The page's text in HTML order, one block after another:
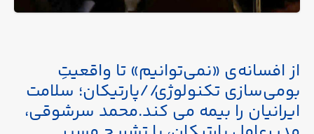
از افسانه‌ی «نمی‌توانیم» تا واقعیتِ
بومی‌سازی تکنولوژی//پارتیکان؛ سلامت
ایرانیان را بیمه می کند.محمد سرشوقی،